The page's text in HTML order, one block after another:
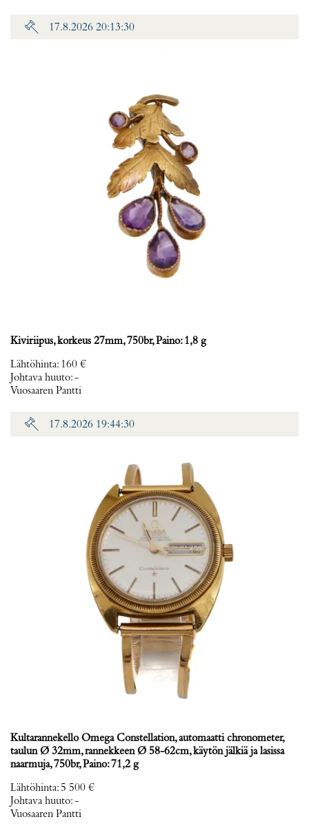
17.8.2026 20:13:30
Kiviriipus, korkeus 27mm, 750br, Paino: 1,8 g
Lähtöhinta: 160 €
Johtava huuto:-
Vuosaaren Pantti
17.8.2026 19:44:30
Kultarannekello Omega Constellation, automaatti chronometer,
taulun Ø 32mm, rannekkeen Ø 58-62cm, käytön jälkiä ja lasissa
naarmuja, 750br, Paino: 71,2 g
Lähtöhinta: 5 500 €
Johtava huuto:-
Vuosaaren Pantti